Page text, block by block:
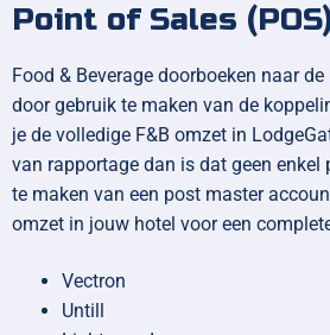
Point of Sales
Food & Beverage doorboeken naar
door gebruik te maken van de
je de volledige F&B omzet in
van rapportage dan is dat geen enkel
te maken van een post master
omzet in jouw hotel voor een
Vectron
Untill